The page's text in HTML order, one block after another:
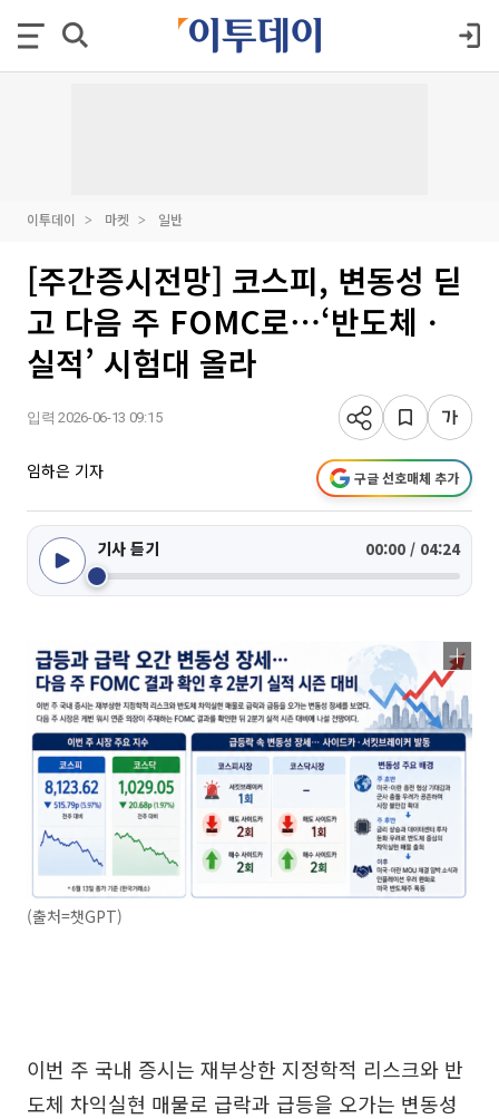
이투데이 마켓 일반
[주간증시전망] 코스피, 변동성 딛
고 다음 주 FOMC로⋯‘반도체ㆍ
실적’ 시험대 올라
입력 2026-06-13 09:15
임하은 기자 구글 선호매체 추가
기사 듣기 00:00 / 04:24
(출처=챗GPT)
이번 주 국내 증시는 재부상한 지정학적 리스크와 반
도체 차익실현 매물로 급락과 급등을 오가는 변동성